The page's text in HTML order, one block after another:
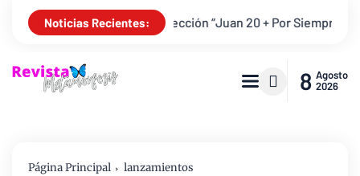
Noticias Recientes:
la resurrección “Juan 20 + Por Siempre” YouVersion y
8 Agosto
2026
Página Principal lanzamientos